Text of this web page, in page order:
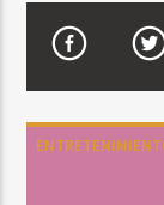
TITLE